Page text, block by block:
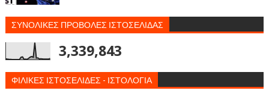
ΣΥΝΟΛΙΚΕΣ ΠΡΟΒΟΛΕΣ ΙΣΤΟΣΕΛΙΔΑΣ
3,339,843
ΦΙΛΙΚΕΣ ΙΣΤΟΣΕΛΙΔΕΣ - ΙΣΤΟΛΟΓΙΑ